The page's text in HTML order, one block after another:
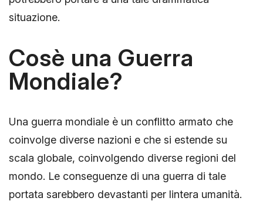
situazione.
Cosè una Guerra
Mondiale?
Una guerra mondiale è un conflitto armato che
coinvolge diverse nazioni e che si estende su
scala globale, coinvolgendo diverse regioni del
mondo. Le conseguenze di una guerra di tale
portata sarebbero devastanti per lintera umanità.